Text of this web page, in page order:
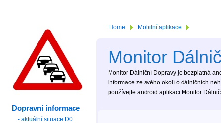
Home Mobilní aplikace
Monitor
Monitor Dálniční Dopravy je bezplatná
informace ze svého okolí o dálničních
používejte android aplikaci Monitor
Dopravní informace
- aktuální situace D0